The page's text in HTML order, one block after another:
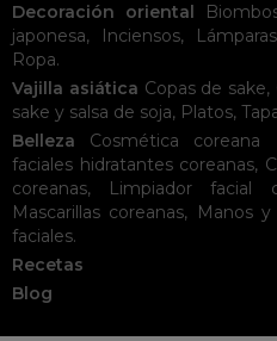
Decoración oriental
japonesa, Inciensos,
Ropa.
Vajilla asiática Copas de sake,
sake y salsa de soja, Platos,
Belleza
Cosmética coreana
faciales hidratantes coreanas,
coreanas, Limpiador facial
Mascarillas coreanas, Manos y
faciales.
Recetas
Blog